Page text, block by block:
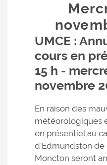
UMCE :
cours en
15 h -
novembre
En raison des
météorologiques
en présentiel au
d'Edmundston
Moncton seront